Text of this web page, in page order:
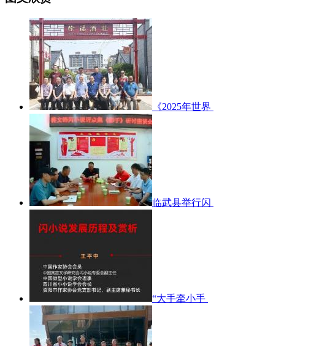
《2025年世界
临武县举行闪
“大手牵小手